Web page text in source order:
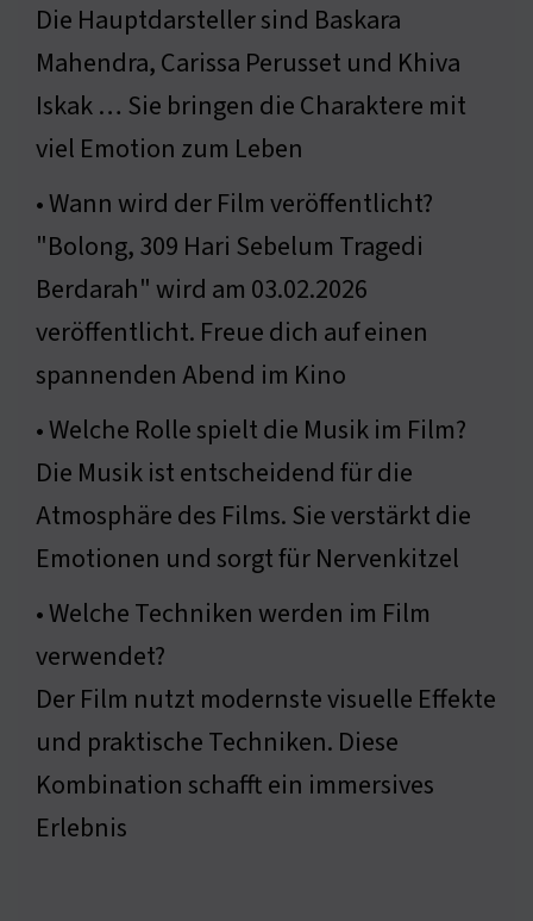
Die Hauptdarsteller sind Baskara
Mahendra, Carissa Perusset und Khiva
Iskak … Sie bringen die Charaktere mit
viel Emotion zum Leben
• Wann wird der Film veröffentlicht?
"Bolong, 309 Hari Sebelum Tragedi
Berdarah" wird am 03.02.2026
veröffentlicht. Freue dich auf einen
spannenden Abend im Kino
• Welche Rolle spielt die Musik im Film?
Die Musik ist entscheidend für die
Atmosphäre des Films. Sie verstärkt die
Emotionen und sorgt für Nervenkitzel
• Welche Techniken werden im Film
verwendet?
Der Film nutzt modernste visuelle Effekte
und praktische Techniken. Diese
Kombination schafft ein immersives
Erlebnis